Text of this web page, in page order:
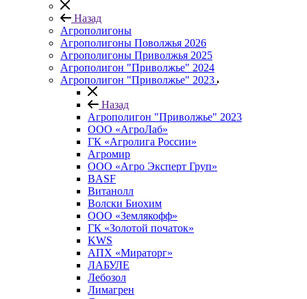
Назад
Агрополигоны
Агрополигоны Поволжья 2026
Агрополигоны Приволжья 2025
Агрополигон "Приволжье" 2024
Агрополигон "Приволжье" 2023
Назад
Агрополигон "Приволжье" 2023
ООО «АгроЛаб»
ГК «Агролига России»
Агромир
ООО «Агро Эксперт Груп»
BASF
Витанолл
Волски Биохим
ООО «Землякофф»
ГК «Золотой початок»
KWS
AПX «Мираторг»
ЛАБУЛЕ
Лебозол
Лимагрен